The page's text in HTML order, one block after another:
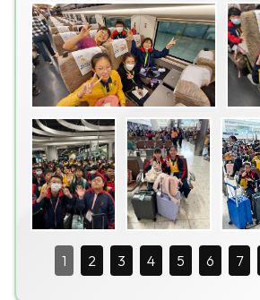
1 2 3 4 5 6 7